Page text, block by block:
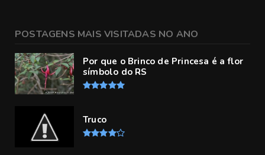
POSTAGENS MAIS VISITADAS NO ANO
Por que o Brinco de Princesa é a flor
símbolo do RS
Truco